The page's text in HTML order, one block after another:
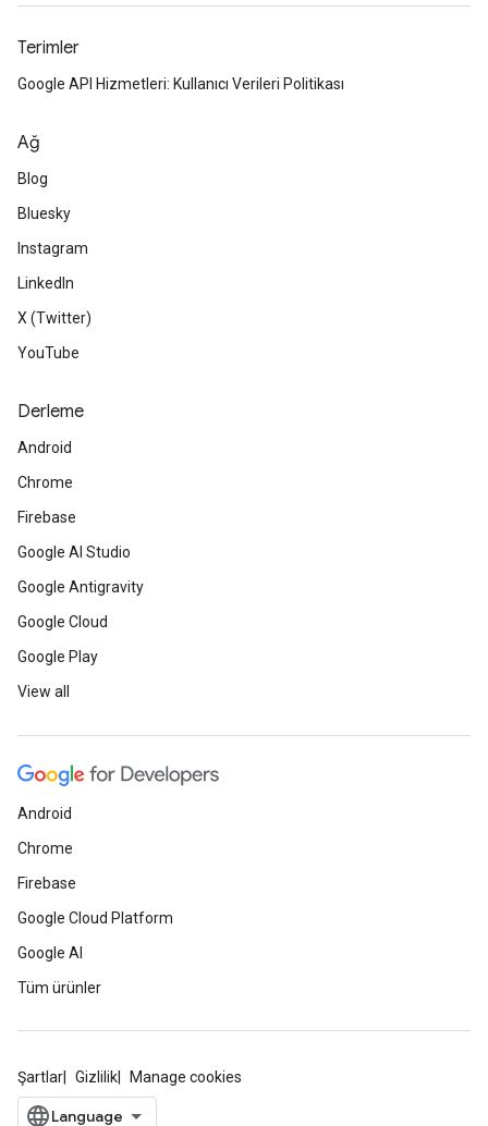
Terimler
Google API Hizmetleri: Kullanıcı Verileri Politikası
Ağ
Blog
Bluesky
Instagram
LinkedIn
X (Twitter)
YouTube
Derleme
Android
Chrome
Firebase
Google AI Studio
Google Antigravity
Google Cloud
Google Play
View all
Android
Chrome
Firebase
Google Cloud Platform
Google AI
Tüm ürünler
Şartlar Gizlilik Manage cookies